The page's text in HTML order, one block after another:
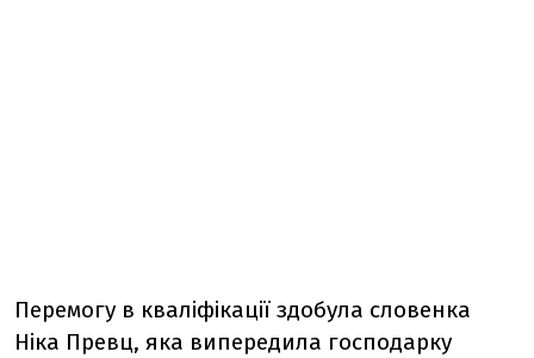
Перемогу в кваліфікації здобула словенка
Ніка Превц, яка випередила господарку